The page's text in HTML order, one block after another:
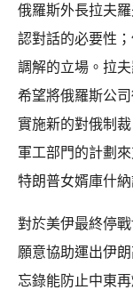
俄羅斯外長拉夫
認對話的必要性
調解的立場。拉
希望將俄羅斯公
實施新的對俄制
軍工部門的計劃
特朗普女婿庫什
對於美伊最終停
願意協助運出伊
忘錄能防止中東